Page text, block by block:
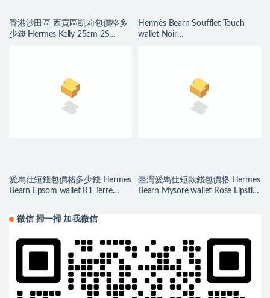
香港沙田區 西貢區凱莉包價格多
少錢 Hermes Kelly 25cm 2S
Hermès Bearn Soufflet Touch
wallet Noir
愛馬仕短錢包價格多少錢 Hermes
Bearn Epsom wallet R1 Terre
臺灣愛馬仕短款錢包價格 Hermes
Bearn Mysore wallet Rose Lipstick
微信 掃一掃 加我微信